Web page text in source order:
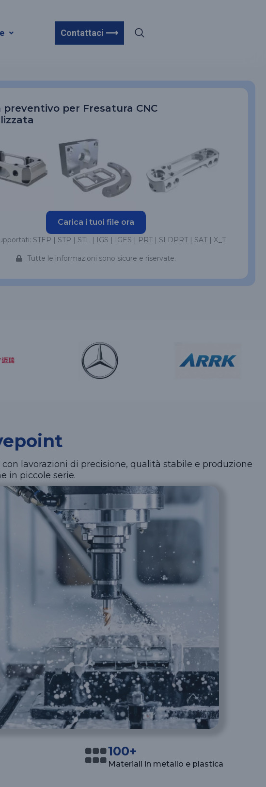
Contattaci ⟶
preventivo per Fresatura CNC
Carica i tuoi file ora
STEP | STP | STL | IGS | IGES | PRT | SLDPRT | SAT | X_T
Tutte le informazioni sono sicure e riservate.
lavorazioni di precisione, qualità stabile e produzione
in piccole serie.
100+
Materiali in metallo e plastica